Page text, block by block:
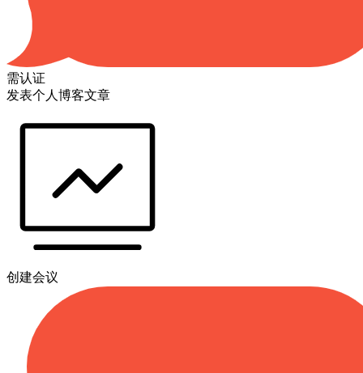
需认证
发表个人博客文章
创建会议